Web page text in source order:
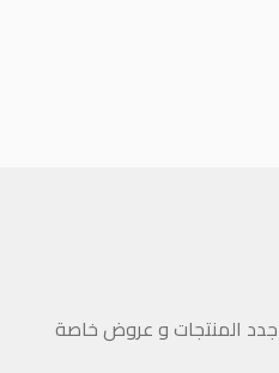
أجدد المنتجات و عروض خاصة